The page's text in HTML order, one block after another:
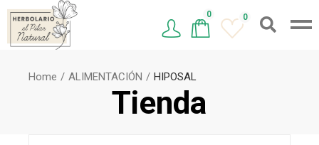
0 0
Tienda
Home ALIMENTACIÓN HIPOSAL